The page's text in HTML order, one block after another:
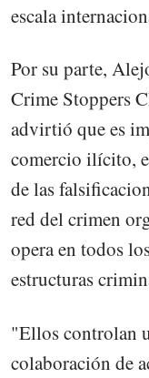
escala
Por su parte,
Crime Stoppers
advirtió que es
comercio ilícito,
de las
red del crimen
opera en todos
estructuras
"Ellos controlan
colaboración de